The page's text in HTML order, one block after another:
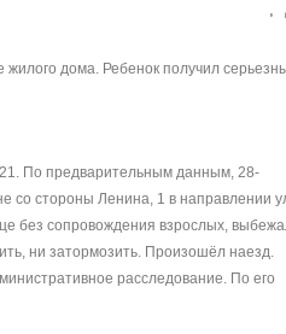
жилого дома. Ребенок получил
По предварительным данным, 28-
со стороны Ленина, 1 в направлении
без сопровождения взрослых,
ни затормозить. Произошёл наезд.
расследование. По его